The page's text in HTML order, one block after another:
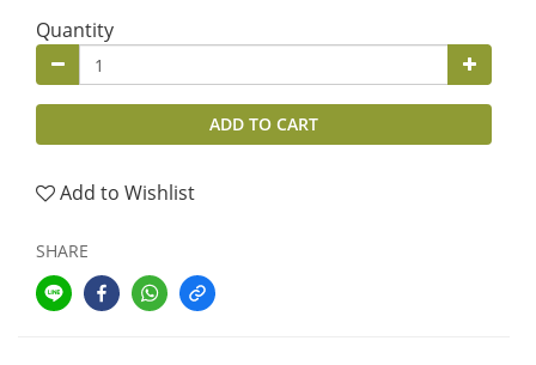
Quantity
ADD TO CART
Add to Wishlist
SHARE